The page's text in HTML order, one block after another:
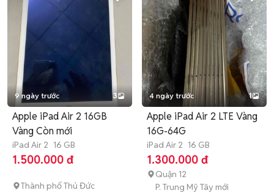
9 ngày trước 3
Apple iPad Air 2 16GB
Vàng Còn mới
iPad Air 2 16 GB
1.500.000 đ
Thành phố Thủ Đức
4 ngày trước 1
Apple iPad Air 2 LTE Vàng
16G-64G
iPad Air 2 16 GB
1.300.000 đ
Quận 12
P. Trung Mỹ Tây mới